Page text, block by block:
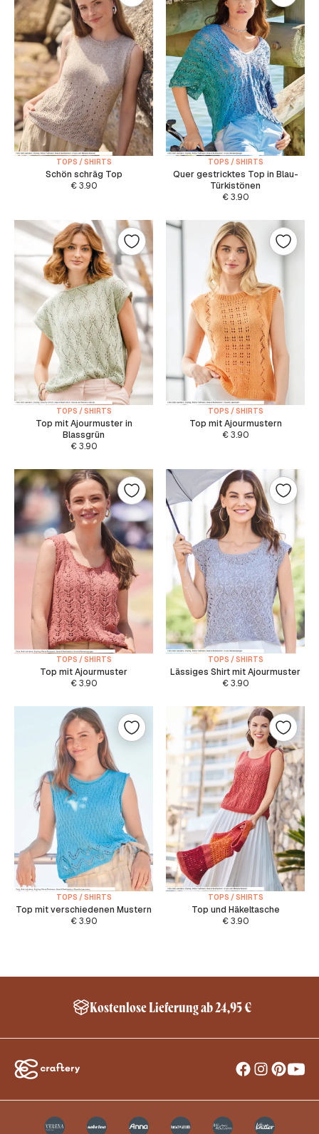
TOPS / SHIRTS
Schön schräg Top
€3.90
TOPS / SHIRTS
Quer gestricktes Top in Blau-
Türkistönen
€3.90
TOPS / SHIRTS
Top mit Ajourmuster in
Blassgrün
€3.90
TOPS / SHIRTS
Top mit Ajourmustern
€3.90
TOPS / SHIRTS
Top mit Ajourmuster
€3.90
TOPS / SHIRTS
Lässiges Shirt mit Ajourmuster
€3.90
TOPS / SHIRTS
Top mit verschiedenen Mustern
€3.90
TOPS / SHIRTS
Top und Häkeltasche
€3.90
Kostenlose Lieferung ab 24,95 €